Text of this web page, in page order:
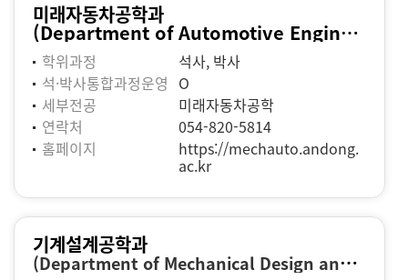
미래자동차공학과
(Department of Automotive Engineering)
학위과정
석사, 박사
석·박사통합과정운영 O
세부전공
미래자동차공학
연락처
054-820-5814
홈페이지
https://mechauto.andong.
ac.kr
기계설계공학과
(Department of Mechanical Design and System Engineering)